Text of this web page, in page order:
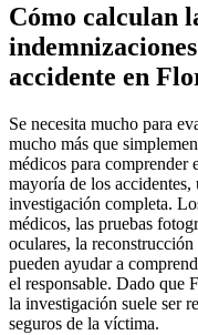
Cómo calculan
accidente en
Se necesita mucho para
mucho más que
médicos para comprender
mayoría de los
investigación completa.
médicos, las pruebas
oculares, la
pueden ayudar a
el responsable. Dado que
la investigación suele ser
seguros de la víctima.